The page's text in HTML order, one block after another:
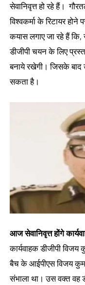
सेवानिवृत्त हो रहे हैं।
विश्वकर्मा के रिटायर
कयास लगाए जा रहे हैं कि,
डीजीपी चयन के लिए
बनाये रखेगी। जिसके बाद
सकता है।
आज सेवानिवृत्त होंगे
कार्यवाहक डीजीपी
बैच के आईपीएस विजय
संभाला था। उस वक्त वह